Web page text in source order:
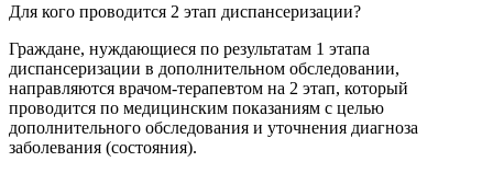
Для кого проводится 2 этап диспансеризации?
Граждане, нуждающиеся по результатам 1 этапа
диспансеризации в дополнительном обследовании,
направляются врачом-терапевтом на 2 этап, который
проводится по медицинским показаниям с целью
дополнительного обследования и уточнения диагноза
заболевания (состояния).